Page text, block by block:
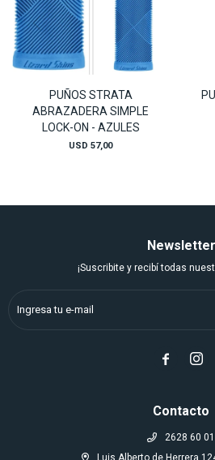
PUÑOS STRATA
ABRAZADERA SIMPLE
LOCK-ON - AZULES
USD 57,00
Contacto
2628 60 01
Luis Alberto de Herrera
Newsletter
¡Suscribite y recibí todas
 